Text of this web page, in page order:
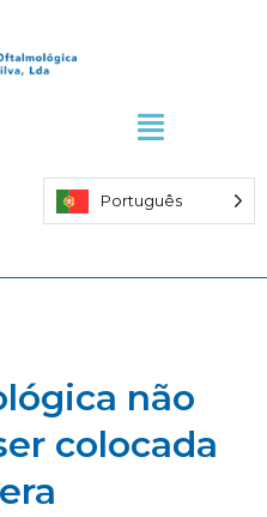
Português
não
colocada